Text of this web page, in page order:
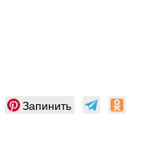
Запинить